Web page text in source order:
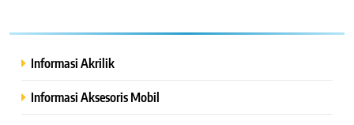
Informasi Akrilik
Informasi Aksesoris Mobil